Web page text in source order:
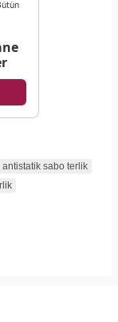
antistatik sabo terlik